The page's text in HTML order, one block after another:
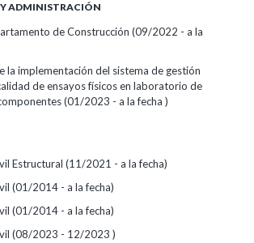
ADMINISTRACIÓN
de Construcción (09/2022 - a la
la implementación del sistema de gestión
de ensayos físicos en laboratorio de
(01/2023 - a la fecha )
Estructural (11/2021 - a la fecha)
(01/2014 - a la fecha)
(01/2014 - a la fecha)
(08/2023 - 12/2023 )